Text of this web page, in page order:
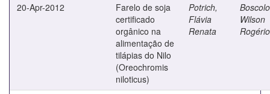
20-Apr-2012
Farelo de soja
certificado
orgânico na
alimentação de
tilápias do Nilo
(Oreochromis
niloticus)
Potrich,
Flávia
Renata
Wilson
Rogério